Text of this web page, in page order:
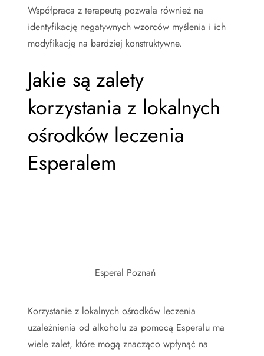
Współpraca z terapeutą pozwala również na
identyfikację negatywnych wzorców myślenia i ich
modyfikację na bardziej konstruktywne.
Jakie są zalety
korzystania z lokalnych
ośrodków leczenia
Esperalem
Esperal Poznań
Korzystanie z lokalnych ośrodków leczenia
uzależnienia od alkoholu za pomocą Esperalu ma
wiele zalet, które mogą znacząco wpłynąć na